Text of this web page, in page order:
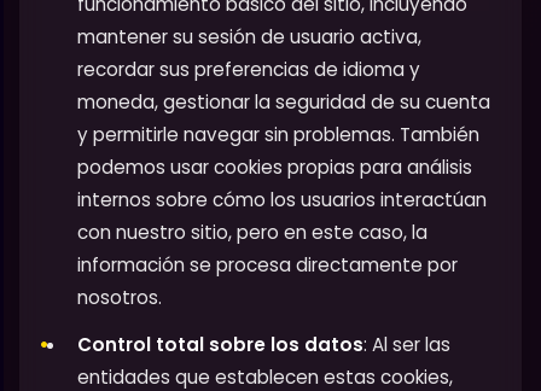
mantener su sesión de usuario activa,
recordar sus preferencias de idioma y
moneda, gestionar la seguridad de su cuenta
y permitirle navegar sin problemas. También
podemos usar cookies propias para análisis
internos sobre cómo los usuarios interactúan
con nuestro sitio, pero en este caso, la
información se procesa directamente por
nosotros.
Control total sobre los datos: Al ser las
entidades que establecen estas cookies,